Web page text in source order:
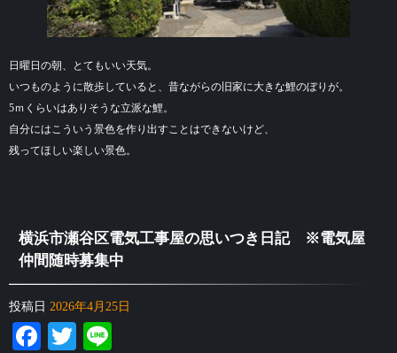
日曜日の朝、とてもいい天気。
いつものように散歩していると、昔ながらの旧家に大きな鯉のぼりが。
5ｍくらいはありそうな立派な鯉。
自分にはこういう景色を作り出すことはできないけど、
残ってほしい楽しい景色。
横浜市瀬谷区電気工事屋の思いつき日記 ※電気屋
仲間随時募集中
投稿日 2026年4月25日
Facebook
Twitter